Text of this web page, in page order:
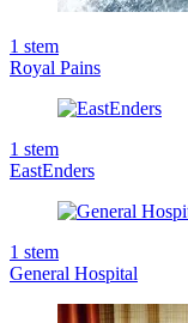
1 stem
Royal Pains
1 stem
EastEnders
1 stem
General Hospital